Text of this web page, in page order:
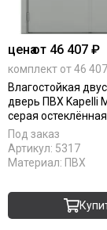
ценаот 46 407 ₽
комплект от 46
Влагостойкая
дверь ПВХ Kapelli
серая остеклённая
Под заказ
Артикул: 5317
Материал: ПВХ